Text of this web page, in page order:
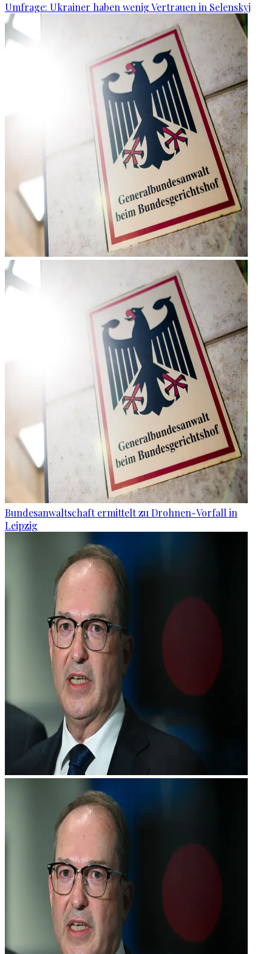
Umfrage: Ukrainer haben wenig Vertrauen in Selenskyj
Bundesanwaltschaft ermittelt zu Drohnen-Vorfall in
Leipzig